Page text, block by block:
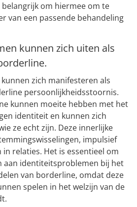
om hiermee om te
van een passende behandeling
kunnen zich uiten als
zich manifesteren als
persoonlijkheidsstoornis.
kunnen moeite hebben met het
identiteit en kunnen zich
ze echt zijn. Deze innerlijke
impulsief
relaties. Het is essentieel om
aan identiteitsproblemen bij het
van borderline, omdat deze
spelen in het welzijn van de